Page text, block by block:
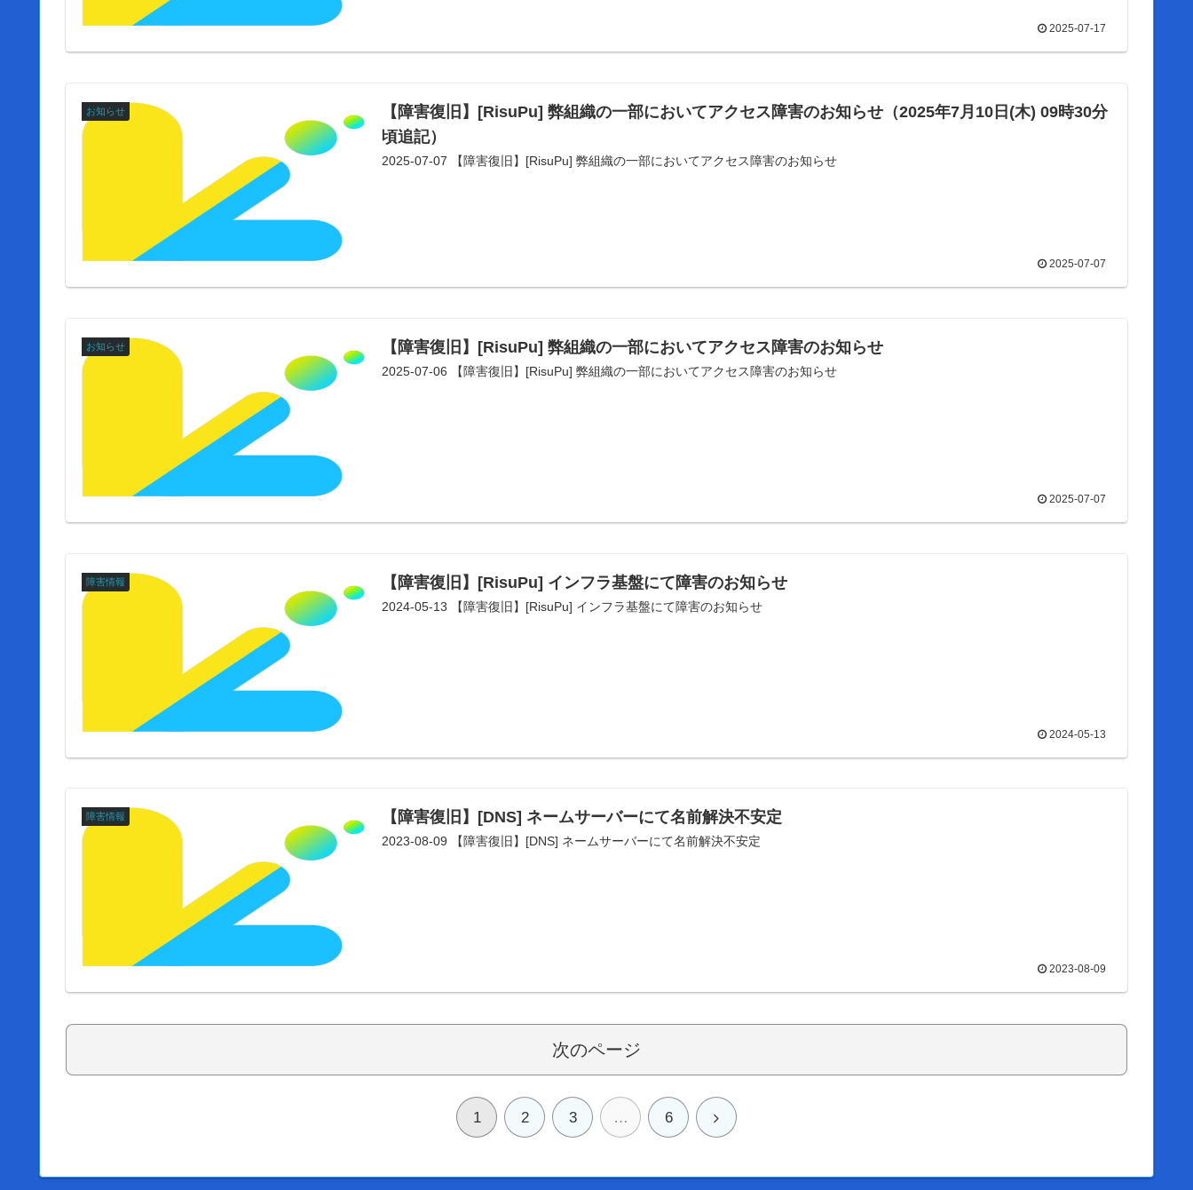
2025-07-17
お知らせ
【障害復旧】[RisuPu] 弊組織の一部においてアクセス障害のお知らせ（2025年7月10日(木) 09時30分
頃追記）
2025-07-07 【障害復旧】[RisuPu] 弊組織の一部においてアクセス障害のお知らせ
2025-07-07
お知らせ 【障害復旧】[RisuPu] 弊組織の一部においてアクセス障害のお知らせ
2025-07-06 【障害復旧】[RisuPu] 弊組織の一部においてアクセス障害のお知らせ
2025-07-07
障害情報 【障害復旧】[RisuPu] インフラ基盤にて障害のお知らせ
2024-05-13 【障害復旧】[RisuPu] インフラ基盤にて障害のお知らせ
2024-05-13
障害情報 【障害復旧】[DNS] ネームサーバーにて名前解決不安定
2023-08-09 【障害復旧】[DNS] ネームサーバーにて名前解決不安定
2023-08-09
次のページ
1 2 3 … 6